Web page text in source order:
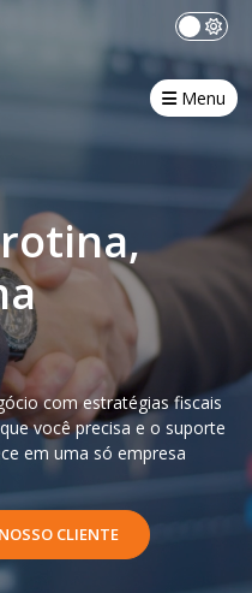
Menu
com estratégias fiscais
você precisa e o suporte
em uma só empresa
CLIENTE